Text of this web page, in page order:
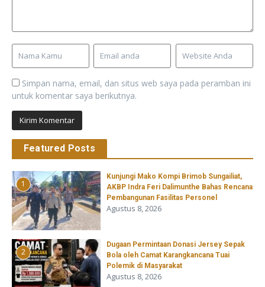
Simpan nama, email, dan situs web saya pada peramban ini
untuk komentar saya berikutnya.
Featured Posts
1
Kunjungi Mako Kompi Brimob Sungailiat,
AKBP Indra Feri Dalimunthe Bahas Rencana
Pembangunan Fasilitas Personel
Agustus 8, 2026
2
‎Dugaan Permintaan Donasi Jersey Sepak
Bola oleh Camat Karangkancana Tuai
Polemik di Masyarakat
Agustus 8, 2026